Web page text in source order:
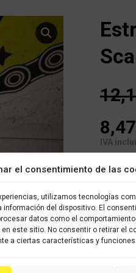
el consentimiento de las
utilizamos tecnologías
información del dispositivo. El
datos como el
este sitio. No consentir o retirar el
a ciertas características y funciones.
8,47
IVA
1